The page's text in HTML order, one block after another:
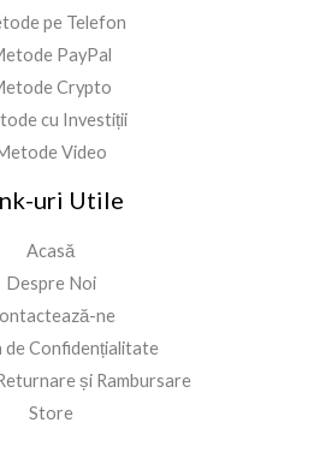
pe Telefon
PayPal
Crypto
cu Investiții
Video
uri Utile
Acasă
Despre Noi
ne
de Confidențialitate
și Rambursare
Store